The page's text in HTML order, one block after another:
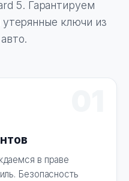
5. Гарантируем
утерянные ключи из
в праве
Безопасность